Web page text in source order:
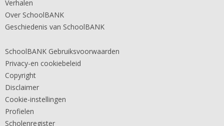
Verhalen
Over SchoolBANK
Geschiedenis van SchoolBANK
SchoolBANK Gebruiksvoorwaarden
Privacy-en cookiebeleid
Copyright
Disclaimer
Cookie-instellingen
Profielen
Scholenregister